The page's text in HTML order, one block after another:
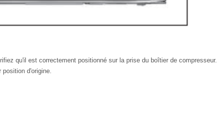
qu'il est correctement positionné sur la prise du boîtier de compresseur.
position d'origine.